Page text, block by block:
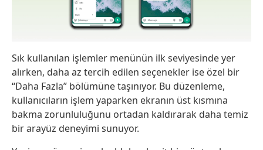
Sık kullanılan işlemler menünün ilk seviyesinde yer
alırken, daha az tercih edilen seçenekler ise özel bir
“Daha Fazla” bölümüne taşınıyor. Bu düzenleme,
kullanıcıların işlem yaparken ekranın üst kısmına
bakma zorunluluğunu ortadan kaldırarak daha temiz
bir arayüz deneyimi sunuyor.